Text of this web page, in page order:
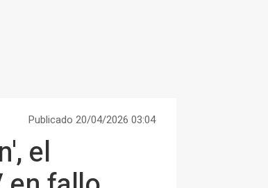
Publicado 20/04/2026 03:04
el